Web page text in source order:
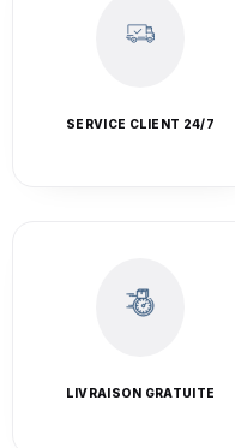
SERVICE CLIENT 24/7
LIVRAISON GRATUITE